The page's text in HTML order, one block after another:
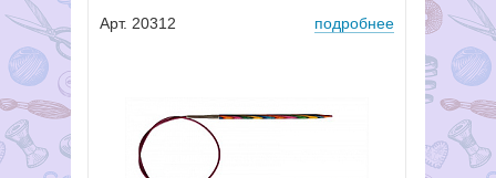
Арт. 20312 подробнее